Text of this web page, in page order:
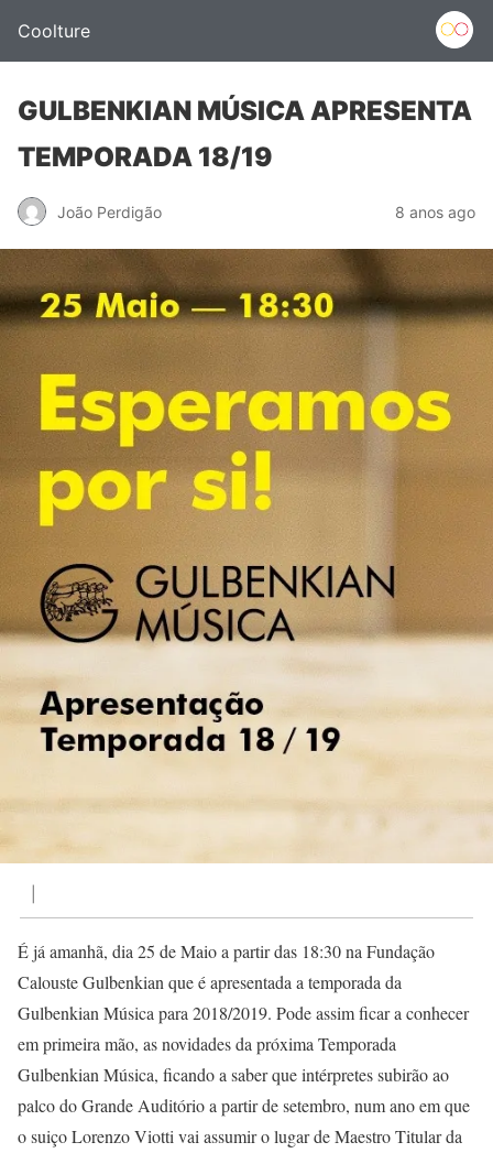
Coolture
GULBENKIAN MÚSICA APRESENTA
TEMPORADA 18/19
João Perdigão 8 anos ago
É já amanhã, dia 25 de Maio a partir das 18:30 na Fundação
Calouste Gulbenkian que é apresentada a temporada da
Gulbenkian Música para 2018/2019. Pode assim ficar a conhecer
em primeira mão, as novidades da próxima Temporada
Gulbenkian Música, ficando a saber que intérpretes subirão ao
palco do Grande Auditório a partir de setembro, num ano em que
o suiço Lorenzo Viotti vai assumir o lugar de Maestro Titular da